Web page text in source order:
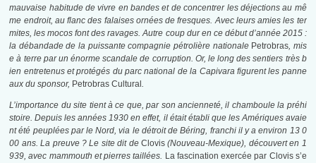
mauvaise habitude de vivre en bandes et de concentrer les déjections au mê
me endroit, au flanc des falaises ornées de fresques. Avec leurs amies les ter
mites, les mocos font des ravages. Autre coup dur en ce début d’année 2015 :
la débandade de la puissante compagnie pétrolière nationale Petrobras, mis
e à terre par un énorme scandale de corruption. Or, le long des sentiers très b
ien entretenus et protégés du parc national de la Capivara figurent les panne
aux du sponsor, Petrobras Cultural.
L’importance du site tient à ce que, par son ancienneté, il chamboule la préhi
stoire. Depuis les années 1930 en effet, il était établi que les Amériques avaie
nt été peuplées par le Nord, via le détroit de Béring, franchi il y a environ 13 0
00 ans. La preuve ? Le site dit deClovis (Nouveau-Mexique), découvert en 1
939, avec mammouth et pierres taillées. La fascination exercée par Clovis s’e